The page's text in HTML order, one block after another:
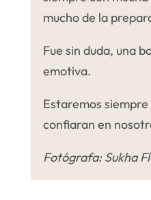
mucho de la
Fue sin duda, una
emotiva.
Estaremos
confiaran en
Fotógrafa: Sukha